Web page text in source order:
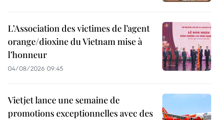
L’Association des victimes de l’agent
orange/dioxine du Vietnam mise à
l’honneur
04/08/2026 09:45
Vietjet lance une semaine de
promotions exceptionnelles avec des